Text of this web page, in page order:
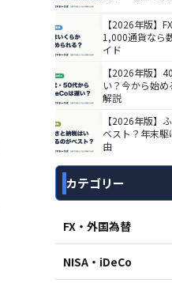
【2026年版】
1,000通貨なら
イド
【2026年版】
い？今から始
解説
【2026年版】
ベスト？年末
由
カテゴリー
FX・外国為替
NISA・iDeCo